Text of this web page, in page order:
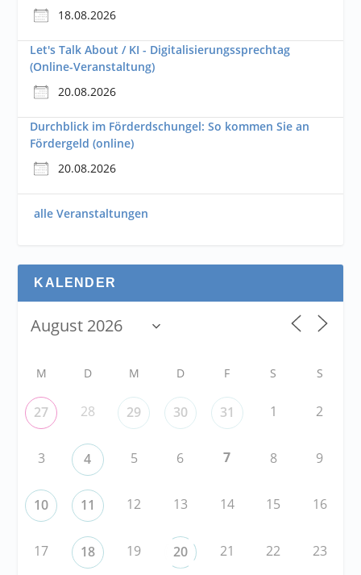
18.08.2026
Let's Talk About / KI - Digitalisierungssprechtag
(Online-Veranstaltung)
20.08.2026
Durchblick im Förderdschungel: So kommen Sie an
Fördergeld (online)
20.08.2026
alle Veranstaltungen
KALENDER
M D M D F S S
27 28 29 30 31 1 2
3 4 5 6 7 8 9
10 11 12 13 14 15 16
17 18 19 20 21 22 23